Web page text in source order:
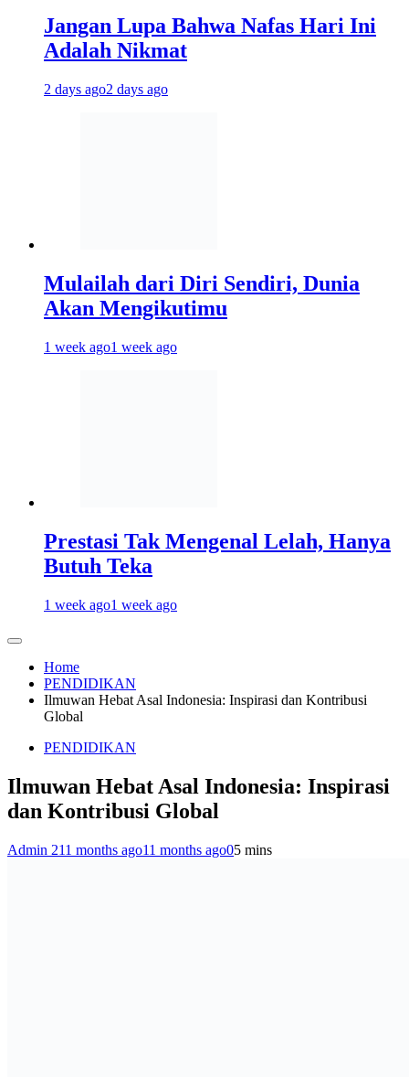
Jangan Lupa Bahwa Nafas Hari Ini
Adalah Nikmat
2 days ago2 days ago
Mulailah dari Diri Sendiri, Dunia
Akan Mengikutimu
1 week ago1 week ago
Prestasi Tak Mengenal Lelah, Hanya
Butuh Teka
1 week ago1 week ago
Home
PENDIDIKAN
Ilmuwan Hebat Asal Indonesia: Inspirasi dan Kontribusi
Global
PENDIDIKAN
Ilmuwan Hebat Asal Indonesia: Inspirasi
dan Kontribusi Global
Admin 211 months ago11 months ago05 mins